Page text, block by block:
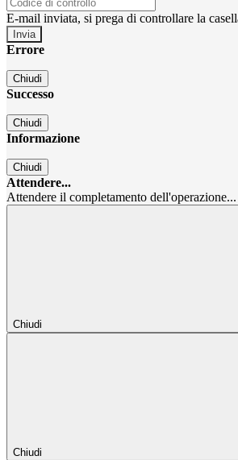
E-mail inviata, si prega di controllare la
Errore
Chiudi
Successo
Chiudi
Informazione
Chiudi
Attendere...
Attendere il completamento dell'operazione...
Chiudi
Chiudi